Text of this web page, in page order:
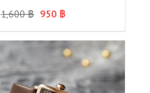
1,600฿ 950 ฿